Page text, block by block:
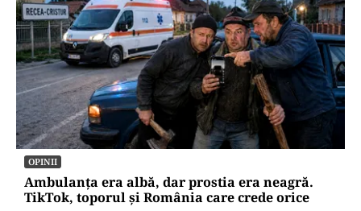
OPINII
Ambulanța era albă, dar prostia era neagră.
TikTok, toporul și România care crede orice